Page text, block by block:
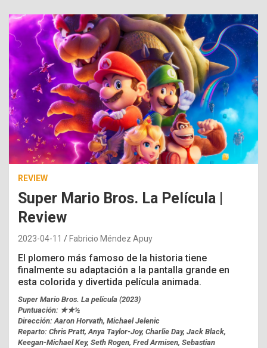
REVIEW
Super Mario Bros. La Película |
Review
2023-04-11 Fabricio Méndez Apuy
El plomero más famoso de la historia tiene
finalmente su adaptación a la pantalla grande en
esta colorida y divertida película animada.
Super Mario Bros. La película (2023)
Puntuación: ★★½
Dirección: Aaron Horvath, Michael Jelenic
Reparto: Chris Pratt, Anya Taylor-Joy, Charlie Day, Jack Black,
Keegan-Michael Key, Seth Rogen, Fred Armisen, Sebastian